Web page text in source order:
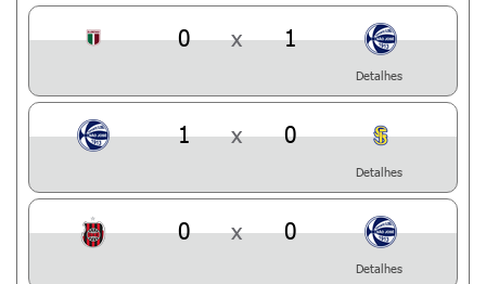
0 x 1
Detalhes
1 x 0
Detalhes
0 x 0
Detalhes